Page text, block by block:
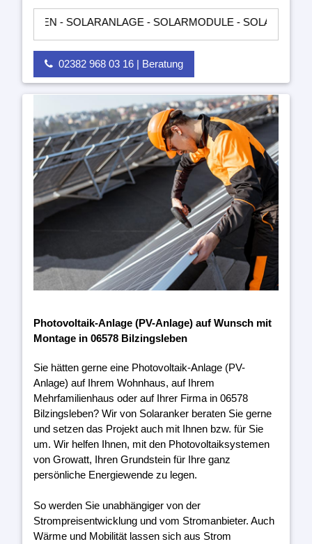
SOLARANLAGE - SOLARMODULE - SOLARTASCHEN -
02382 968 03 16 | Beratung
Photovoltaik-Anlage (PV-Anlage) auf Wunsch mit
Montage in 06578 Bilzingsleben
Sie hätten gerne eine Photovoltaik-Anlage (PV-
Anlage) auf Ihrem Wohnhaus, auf Ihrem
Mehrfamilienhaus oder auf Ihrer Firma in 06578
Bilzingsleben? Wir von Solaranker beraten Sie gerne
und setzen das Projekt auch mit Ihnen bzw. für Sie
um. Wir helfen Ihnen, mit den Photovoltaiksystemen
von Growatt, Ihren Grundstein für Ihre ganz
persönliche Energiewende zu legen.
So werden Sie unabhängiger von der
Strompreisentwicklung und vom Stromanbieter. Auch
Wärme und Mobilität lassen sich aus Strom